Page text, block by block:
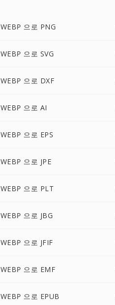
WEBP 으로 PNG
WEBP 으로 SVG
WEBP 으로 DXF
WEBP 으로 AI
WEBP 으로 EPS
WEBP 으로 JPE
WEBP 으로 PLT
WEBP 으로 JBG
WEBP 으로 JFIF
WEBP 으로 EMF
WEBP 으로 EPUB